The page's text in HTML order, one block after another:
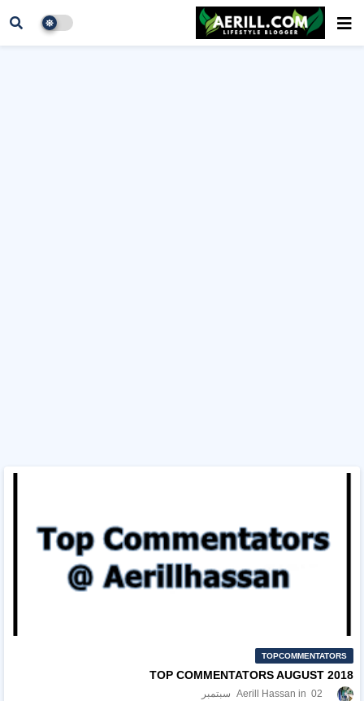
TOPCOMMENTATORS
TOP COMMENTATORS AUGUST 2018
Aerill Hassan 02 سبتمبر